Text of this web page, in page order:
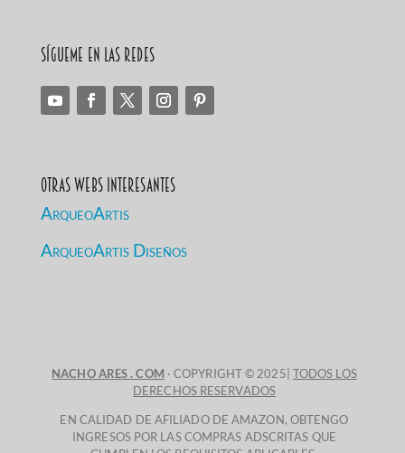
Sígueme en las redes
Otras Webs Interesantes
ArqueoArtis
ArqueoArtis Diseños
NACHO ARES . COM · COPYRIGHT © 2025| TODOS LOS
DERECHOS RESERVADOS
EN CALIDAD DE AFILIADO DE AMAZON, OBTENGO
INGRESOS POR LAS COMPRAS ADSCRITAS QUE